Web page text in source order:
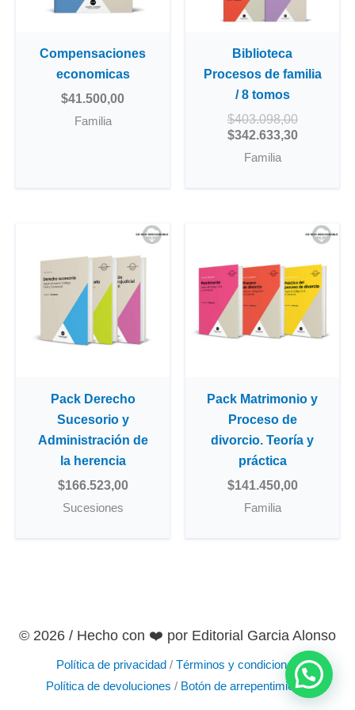
Compensaciones
economicas
$41.500,00
Familia
Biblioteca
Procesos de familia
/ 8 tomos
$403.098,00
$342.633,30
Familia
Pack Derecho
Sucesorio y
Administración de
la herencia
$166.523,00
Sucesiones
Pack Matrimonio y
Proceso de
divorcio. Teoría y
práctica
$141.450,00
Familia
© 2026 / Hecho con ❤️️ por Editorial Garcia Alonso
Política de privacidad / Términos y condiciones
Política de devoluciones / Botón de arrepentimiento